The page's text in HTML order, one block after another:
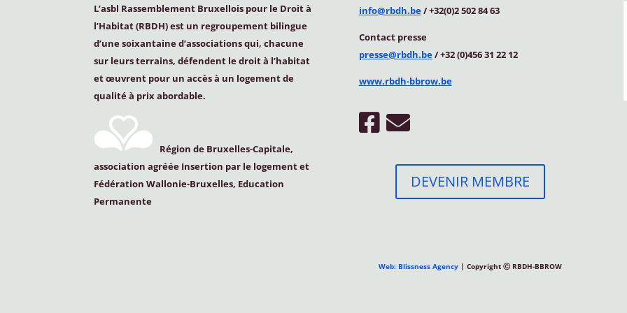
L’asbl Rassemblement Bruxellois pour le Droit à
l’Habitat (RBDH) est un regroupement bilingue
d’une soixantaine d’associations qui, chacune
sur leurs terrains, défendent le droit à l’habitat
et œuvrent pour un accès à un logement de
qualité à prix abordable.
Région de Bruxelles-Capitale,
association agréée Insertion par le logement et
Fédération Wallonie-Bruxelles, Education
Permanente
info@rbdh.be/ +32(0)2 502 84 63
Contact presse
presse@rbdh.be/ +32 (0)456 31 22 12
www.rbdh-bbrow.be
DEVENIR MEMBRE
Web: Blissness Agency | Copyright Ⓒ RBDH-BBROW